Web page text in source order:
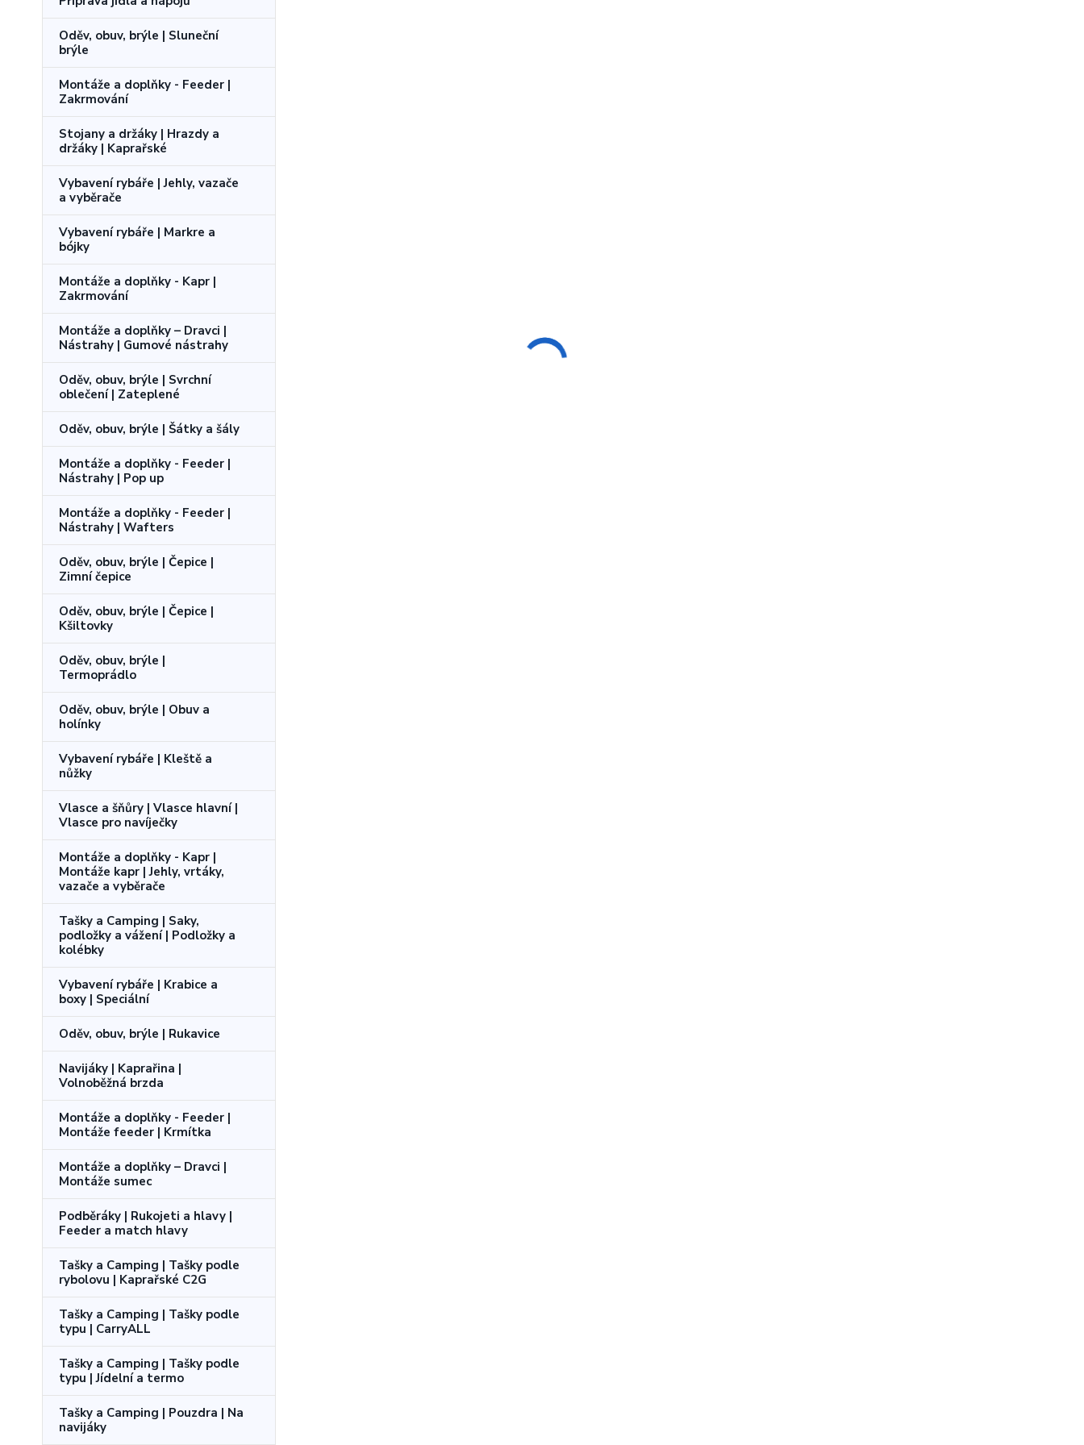
Oděv, obuv, brýle | Sluneční
brýle
Montáže a doplňky - Feeder |
Zakrmování
Stojany a držáky | Hrazdy a
držáky | Kaprařské
Vybavení rybáře | Jehly, vazače
a vyběrače
Vybavení rybáře | Markre a
bójky
Montáže a doplňky - Kapr |
Zakrmování
Montáže a doplňky – Dravci |
Nástrahy | Gumové nástrahy
Oděv, obuv, brýle | Svrchní
oblečení | Zateplené
Oděv, obuv, brýle | Šátky a šály
Montáže a doplňky - Feeder |
Nástrahy | Pop up
Montáže a doplňky - Feeder |
Nástrahy | Wafters
Oděv, obuv, brýle | Čepice |
Zimní čepice
Oděv, obuv, brýle | Čepice |
Kšiltovky
Oděv, obuv, brýle |
Termoprádlo
Oděv, obuv, brýle | Obuv a
holínky
Vybavení rybáře | Kleště a
nůžky
Vlasce a šňůry | Vlasce hlavní |
Vlasce pro navíječky
Montáže a doplňky - Kapr |
Montáže kapr | Jehly, vrtáky,
vazače a vyběrače
Tašky a Camping | Saky,
podložky a vážení | Podložky a
kolébky
Vybavení rybáře | Krabice a
boxy | Speciální
Oděv, obuv, brýle | Rukavice
Navijáky | Kaprařina |
Volnoběžná brzda
Montáže a doplňky - Feeder |
Montáže feeder | Krmítka
Montáže a doplňky – Dravci |
Montáže sumec
Podběráky | Rukojeti a hlavy |
Feeder a match hlavy
Tašky a Camping | Tašky podle
rybolovu | Kaprařské C2G
Tašky a Camping | Tašky podle
typu | CarryALL
Tašky a Camping | Tašky podle
typu | Jídelní a termo
Tašky a Camping | Pouzdra | Na
navijáky